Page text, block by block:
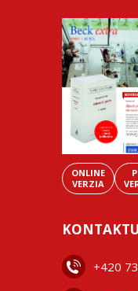
ONLINE
VERZIA
+420